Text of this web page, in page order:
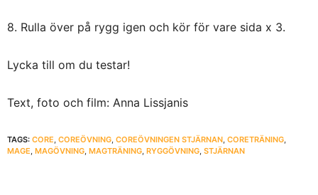
8. Rulla över på rygg igen och kör för vare sida x 3.
Lycka till om du testar!
Text, foto och film: Anna Lissjanis
TAGS: CORE COREÖVNING COREÖVNINGEN STJÄRNAN CORETRÄNING
MAGE MAGÖVNING MAGTRÄNING RYGGÖVNING STJÄRNAN